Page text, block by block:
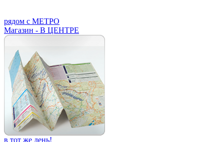
рядом с МЕТРО
Магазин - В ЦЕНТРЕ
в тот же день!